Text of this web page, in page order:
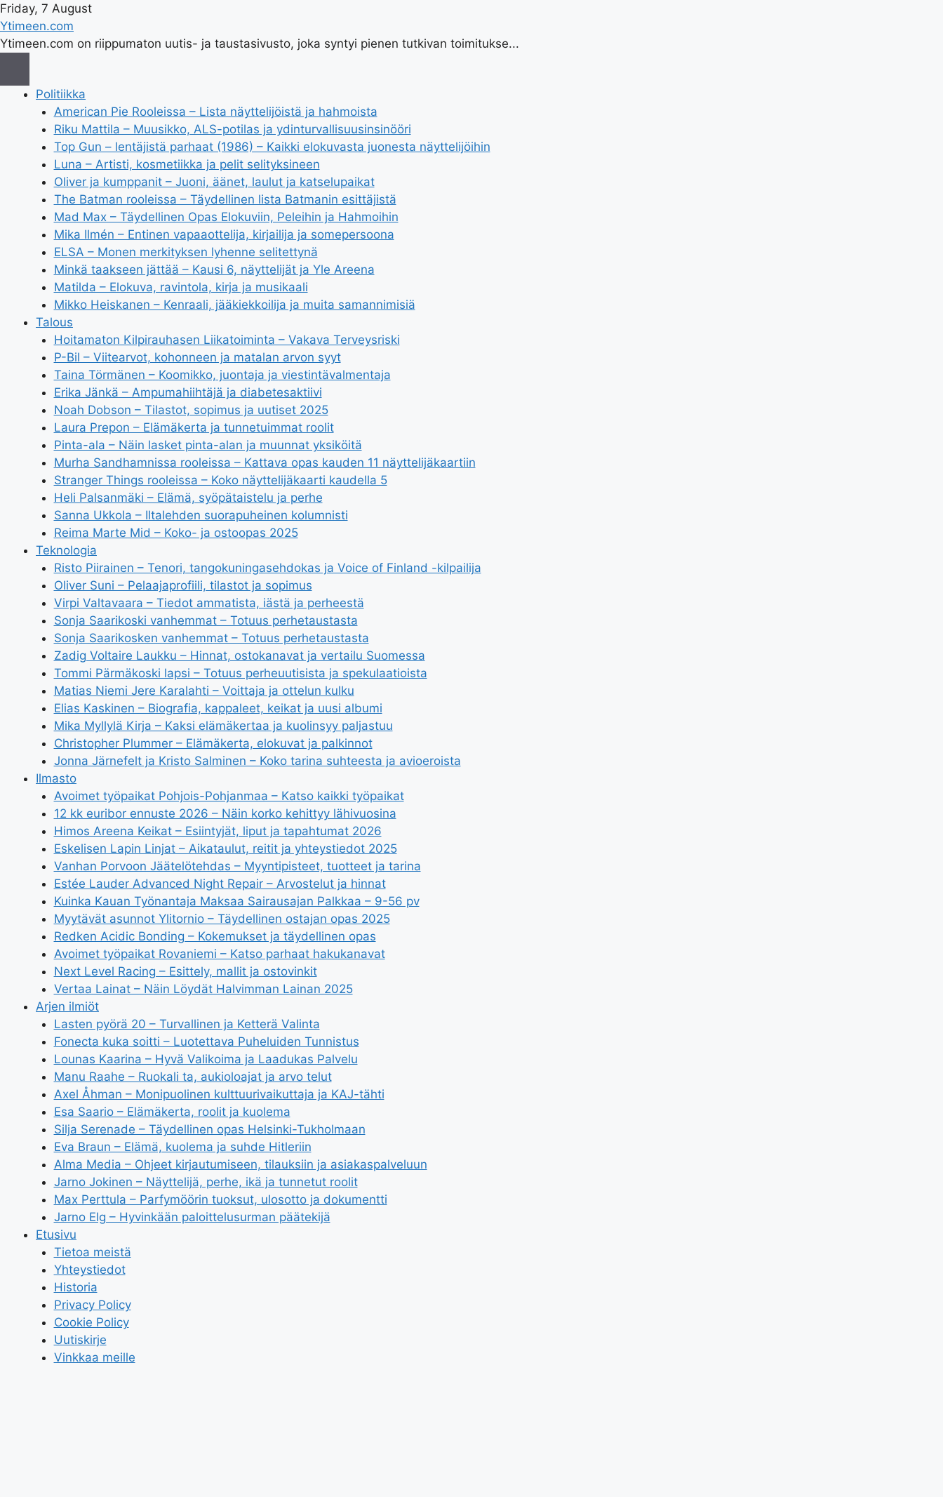
Friday, 7 August
Ytimeen.com
Ytimeen.com on riippumaton uutis- ja taustasivusto, joka syntyi pienen tutkivan toimitukse...
Politiikka
American Pie Rooleissa – Lista näyttelijöistä ja hahmoista
Riku Mattila – Muusikko, ALS-potilas ja ydinturvallisuusinsinööri
Top Gun – lentäjistä parhaat (1986) – Kaikki elokuvasta juonesta näyttelijöihin
Luna – Artisti, kosmetiikka ja pelit selityksineen
Oliver ja kumppanit – Juoni, äänet, laulut ja katselupaikat
The Batman rooleissa – Täydellinen lista Batmanin esittäjistä
Mad Max – Täydellinen Opas Elokuviin, Peleihin ja Hahmoihin
Mika Ilmén – Entinen vapaaottelija, kirjailija ja somepersoona
ELSA – Monen merkityksen lyhenne selitettynä
Minkä taakseen jättää – Kausi 6, näyttelijät ja Yle Areena
Matilda – Elokuva, ravintola, kirja ja musikaali
Mikko Heiskanen – Kenraali, jääkiekkoilija ja muita samannimisiä
Talous
Hoitamaton Kilpirauhasen Liikatoiminta – Vakava Terveysriski
P-Bil – Viitearvot, kohonneen ja matalan arvon syyt
Taina Törmänen – Koomikko, juontaja ja viestintävalmentaja
Erika Jänkä – Ampumahiihtäjä ja diabetesaktiivi
Noah Dobson – Tilastot, sopimus ja uutiset 2025
Laura Prepon – Elämäkerta ja tunnetuimmat roolit
Pinta-ala – Näin lasket pinta-alan ja muunnat yksiköitä
Murha Sandhamnissa rooleissa – Kattava opas kauden 11 näyttelijäkaartiin
Stranger Things rooleissa – Koko näyttelijäkaarti kaudella 5
Heli Palsanmäki – Elämä, syöpätaistelu ja perhe
Sanna Ukkola – Iltalehden suorapuheinen kolumnisti
Reima Marte Mid – Koko- ja ostoopas 2025
Teknologia
Risto Piirainen – Tenori, tangokuningasehdokas ja Voice of Finland -kilpailija
Oliver Suni – Pelaajaprofiili, tilastot ja sopimus
Virpi Valtavaara – Tiedot ammatista, iästä ja perheestä
Sonja Saarikoski vanhemmat – Totuus perhetaustasta
Sonja Saarikosken vanhemmat – Totuus perhetaustasta
Zadig Voltaire Laukku – Hinnat, ostokanavat ja vertailu Suomessa
Tommi Pärmäkoski lapsi – Totuus perheuutisista ja spekulaatioista
Matias Niemi Jere Karalahti – Voittaja ja ottelun kulku
Elias Kaskinen – Biografia, kappaleet, keikat ja uusi albumi
Mika Myllylä Kirja – Kaksi elämäkertaa ja kuolinsyy paljastuu
Christopher Plummer – Elämäkerta, elokuvat ja palkinnot
Jonna Järnefelt ja Kristo Salminen – Koko tarina suhteesta ja avioeroista
Ilmasto
Avoimet työpaikat Pohjois-Pohjanmaa – Katso kaikki työpaikat
12 kk euribor ennuste 2026 – Näin korko kehittyy lähivuosina
Himos Areena Keikat – Esiintyjät, liput ja tapahtumat 2026
Eskelisen Lapin Linjat – Aikataulut, reitit ja yhteystiedot 2025
Vanhan Porvoon Jäätelötehdas – Myyntipisteet, tuotteet ja tarina
Estée Lauder Advanced Night Repair – Arvostelut ja hinnat
Kuinka Kauan Työnantaja Maksaa Sairausajan Palkkaa – 9-56 pv
Myytävät asunnot Ylitornio – Täydellinen ostajan opas 2025
Redken Acidic Bonding – Kokemukset ja täydellinen opas
Avoimet työpaikat Rovaniemi – Katso parhaat hakukanavat
Next Level Racing – Esittely, mallit ja ostovinkit
Vertaa Lainat – Näin Löydät Halvimman Lainan 2025
Arjen ilmiöt
Lasten pyörä 20 – Turvallinen ja Ketterä Valinta
Fonecta kuka soitti – Luotettava Puheluiden Tunnistus
Lounas Kaarina – Hyvä Valikoima ja Laadukas Palvelu
Manu Raahe – Ruokali ta, aukioloajat ja arvo telut
Axel Åhman – Monipuolinen kulttuurivaikuttaja ja KAJ-tähti
Esa Saario – Elämäkerta, roolit ja kuolema
Silja Serenade – Täydellinen opas Helsinki-Tukholmaan
Eva Braun – Elämä, kuolema ja suhde Hitleriin
Alma Media – Ohjeet kirjautumiseen, tilauksiin ja asiakaspalveluun
Jarno Jokinen – Näyttelijä, perhe, ikä ja tunnetut roolit
Max Perttula – Parfymöörin tuoksut, ulosotto ja dokumentti
Jarno Elg – Hyvinkään paloittelusurman päätekijä
Etusivu
Tietoa meistä
Yhteystiedot
Historia
Privacy Policy
Cookie Policy
Uutiskirje
Vinkkaa meille